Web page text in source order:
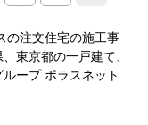
の注文住宅の施工事
東京都の一戸建て、
ープ ポラスネット